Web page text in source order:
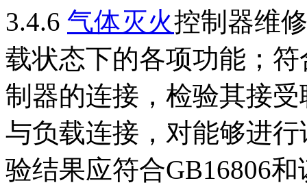
3.4.6 气体灭火控制器维
载状态下的各项功能；
制器的连接，检验其接
与负载连接，对能够进
验结果应符合GB16806